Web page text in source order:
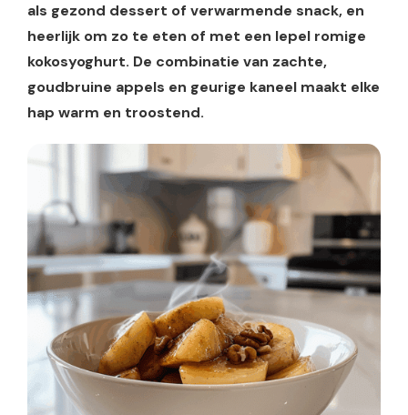
als gezond dessert of verwarmende snack, en
heerlijk om zo te eten of met een lepel romige
kokosyoghurt. De combinatie van zachte,
goudbruine appels en geurige kaneel maakt elke
hap warm en troostend.